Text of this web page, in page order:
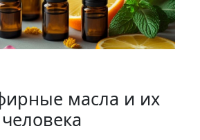
масла и их